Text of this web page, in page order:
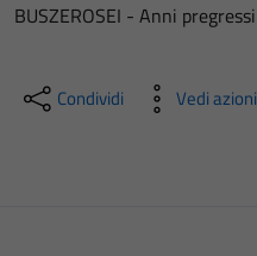
BUSZEROSEI - Anni pregressi
Condividi Vedi azioni